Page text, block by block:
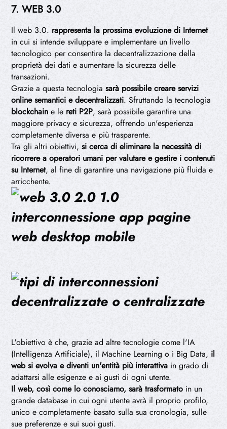
7. WEB 3.0
Il web 3.0. rappresenta la prossima evoluzione di Internet
in cui si intende sviluppare e implementare un livello
tecnologico per consentire la decentralizzazione della
proprietà dei dati e aumentare la sicurezza delle
transazioni.
Grazie a questa tecnologiasarà possibile creare servizi
online semantici e decentralizzati. Sfruttando la tecnologia
blockchain e le reti P2P, sarà possibile garantire una
maggiore privacy e sicurezza, offrendo un'esperienza
completamente diversa e più trasparente.
Tra gli altri obiettivi,si cerca di eliminare la necessità di
ricorrere a operatori umani per valutare e gestire i contenuti
su Internet, al fine di garantire una navigazione più fluida e
arricchente.
L'obiettivo è che, grazie ad altre tecnologie come l'IA
(Intelligenza Artificiale), il Machine Learning o i Big Data, il
web si evolva e diventi un'entità più interattiva in grado di
adattarsi alle esigenze e ai gusti di ogni utente.
Il web, così come lo conosciamo, sarà trasformato in un
grande database in cui ogni utente avrà il proprio profilo,
unico e completamente basato sulla sua cronologia, sulle
sue preferenze e sui suoi gusti.